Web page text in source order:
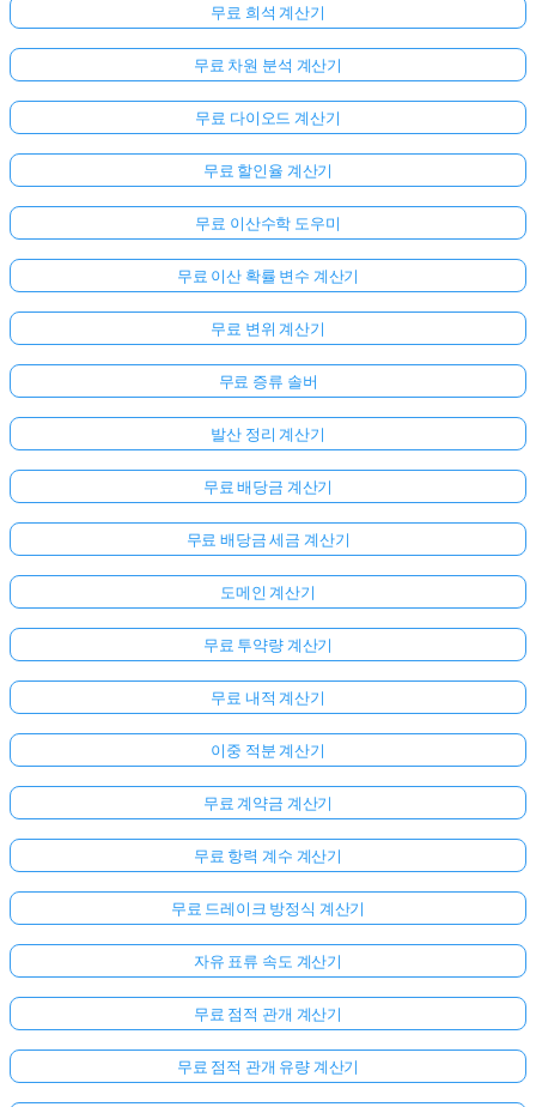
무료 희석 계산기
무료 차원 분석 계산기
무료 다이오드 계산기
무료 할인율 계산기
무료 이산수학 도우미
무료 이산 확률 변수 계산기
무료 변위 계산기
무료 증류 솔버
발산 정리 계산기
무료 배당금 계산기
무료 배당금 세금 계산기
도메인 계산기
무료 투약량 계산기
무료 내적 계산기
이중 적분 계산기
무료 계약금 계산기
무료 항력 계수 계산기
무료 드레이크 방정식 계산기
자유 표류 속도 계산기
무료 점적 관개 계산기
무료 점적 관개 유량 계산기